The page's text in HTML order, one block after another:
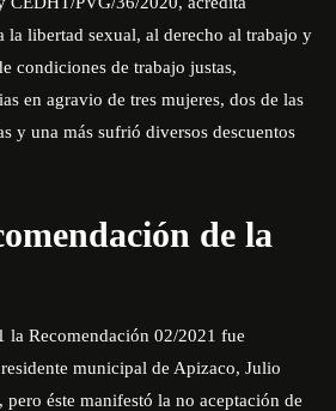
la libertad sexual, al derecho al trabajo y
condiciones de trabajo justas,
en agravio de tres mujeres, dos de las
y una más sufrió diversos descuentos
de la
la Recomendación 02/2021 fue
municipal de Apizaco, Julio
pero éste manifestó la no aceptación de